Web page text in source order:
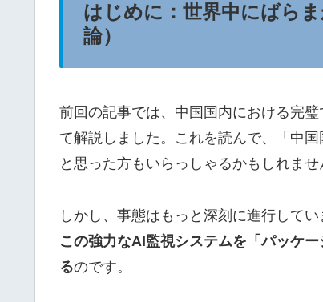
はじめに：世界中にばら
論）
前回の記事では、中国国内における完
て解説しました。これを読んで、「中
と思った方もいらっしゃるかもしれませ
しかし、事態はもっと深刻に進行してい
この強力なAI監視システムを「パッケ
るのです。